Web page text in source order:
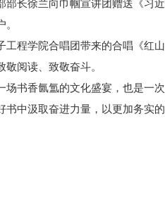
部长徐兰向巾帼宣讲团赠送《习
工程学院合唱团带来的合唱《红
敬阅读、致敬奋斗。
场书香氤氲的文化盛宴，也是一
书中汲取奋进力量，以更加务实